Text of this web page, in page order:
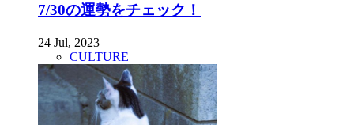
7/30の運勢をチェック！
24 Jul, 2023
CULTURE